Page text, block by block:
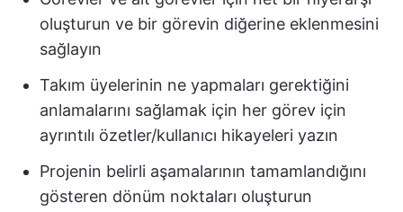
oluşturun ve bir görevin diğerine eklenmesini
sağlayın
Takım üyelerinin ne yapmaları gerektiğini
anlamalarını sağlamak için her görev için
ayrıntılı özetler/kullanıcı hikayeleri yazın
Projenin belirli aşamalarının tamamlandığını
gösteren dönüm noktaları oluşturun